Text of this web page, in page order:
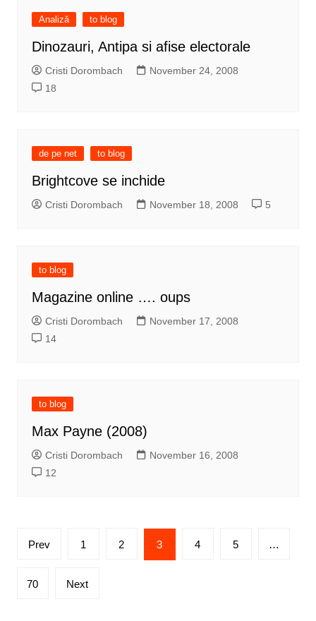
Analiză to blog
Dinozauri, Antipa si afise electorale
Cristi Dorombach
November 24, 2008
18
de pe net to blog
Brightcove se inchide
Cristi Dorombach November 18, 2008 5
to blog
Magazine online …. oups
Cristi Dorombach
November 17, 2008
14
to blog
Max Payne (2008)
Cristi Dorombach
November 16, 2008
12
Posts
Prev 1 2 3 4 5 …
70 Next